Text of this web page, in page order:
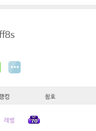
킹 칭호
레벨